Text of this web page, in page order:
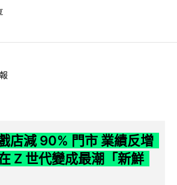
店減 90% 門市 業績反增
Z 世代變成最潮「新鮮